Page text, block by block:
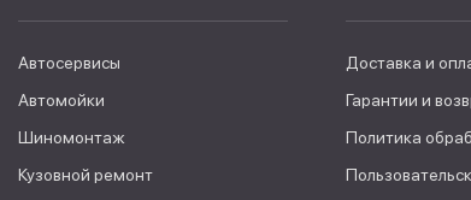
Автосервисы
Автомойки
Шиномонтаж
Кузовной ремонт
Доставка и
Гарантии и
Политика